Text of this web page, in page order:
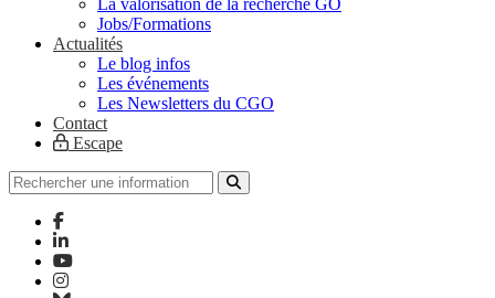
La valorisation de la recherche GO
Jobs/Formations
Actualités
Le blog infos
Les événements
Les Newsletters du CGO
Contact
Escape